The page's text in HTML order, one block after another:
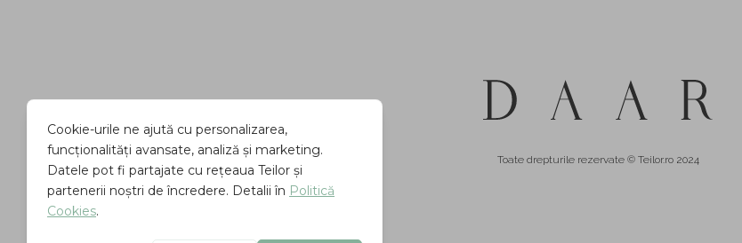
Toate drepturile rezervate © Teilor.ro 2024